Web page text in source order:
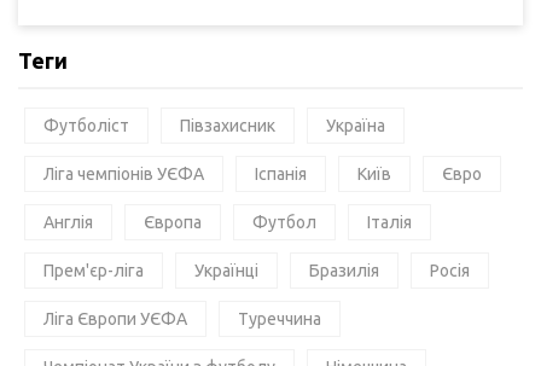
Теги
Футболіст Півзахисник Україна
Ліга чемпіонів УЄФА Іспанія Київ Євро
Англія Європа Футбол Італія
Прем'єр-ліга Українці Бразилія Росія
Ліга Європи УЄФА Туреччина